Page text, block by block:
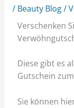
/ Beauty Blog/
Verschenken
Diese gibt es
Gutschein
Sie können